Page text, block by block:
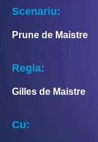
Scenariu:
Prune de Maistre
Regia:
Gilles de Maistre
Cu: